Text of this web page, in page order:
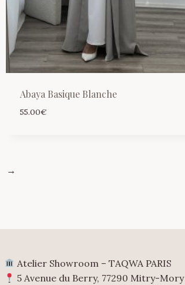
Abaya Basique Blanche
55.00€
→
Atelier Showroom – TAQWA PARIS
5 Avenue du Berry, 77290 Mitry-Mory